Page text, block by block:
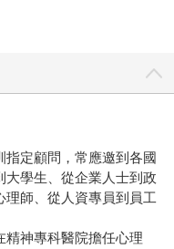
指定顧問，常應邀到各國
學生、從企業人士到政
理師、從人資專員到員工
精神專科醫院擔任心理